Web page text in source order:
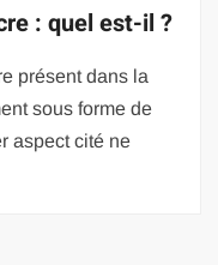
: quel est-il ?
présent dans la
sous forme de
aspect cité ne